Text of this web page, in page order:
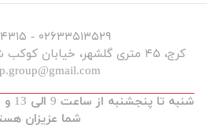
۰۲۶۳۳۵۱۳۵۲۹ - ۰۲۶۳۳۵۳۴۳۱۵
کرج، ۴۵ متری گلشهر، خیابان کوکب شرقی، عکس و فیلم مکث
شما عزیزان